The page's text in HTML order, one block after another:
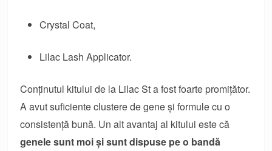
Crystal Coat,
Lilac Lash Applicator.
Conținutul kitului de la Lilac St a fost foarte promițător.
A avut suficiente clustere de gene și formule cu o
consistență bună. Un alt avantaj al kitului este că
genele sunt moi și sunt dispuse pe o bandă